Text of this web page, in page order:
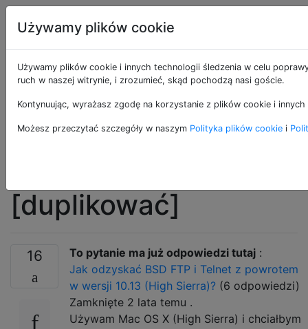
Apple Tagi
Jak zainstalować
klienta FTP z wiersza
poleceń na
[duplikować]
16 To pytanie ma już odpowiedzi tutaj :
Jak odzyskać BSD FTP i Telnet z powrotem
w wersji 10.13 (High Sierra)? (6 odpowiedzi)
Zamknięte 2 lata temu .
Używam Mac OS X (High Sierra) i chciałbym
Używamy plików cookie
Używamy plików cookie i innych technologii śledzenia w celu
ruch w naszej witrynie, i zrozumieć, skąd pochodzą nasi goście.
Kontynuując, wyrażasz zgodę na korzystanie z plików cookie i
Możesz przeczytać szczegóły w naszym Polityka plików cookie i